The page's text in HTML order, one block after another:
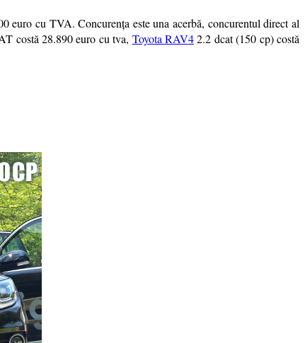
euro cu TVA. Concurența este una acerbă, concurentul direct al
costă 28.890 euro cu tva, Toyota RAV42.2 dcat (150 cp) costă